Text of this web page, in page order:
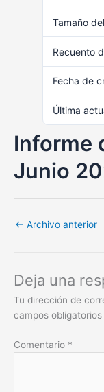
Tamaño
Recuento
Fecha de
Última
Informe
Junio
← Archivo anterior
Deja una
Tu dirección de
campos
Comentario *